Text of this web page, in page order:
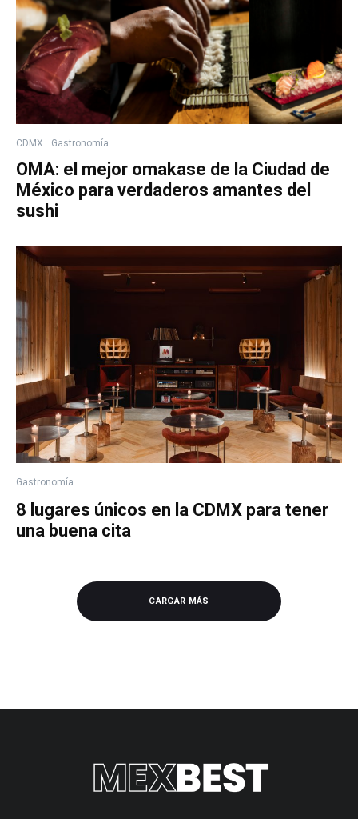
CDMX Gastronomía
OMA: el mejor omakase de la Ciudad de
México para verdaderos amantes del
sushi
Gastronomía
8 lugares únicos en la CDMX para tener
una buena cita
CARGAR MÁS